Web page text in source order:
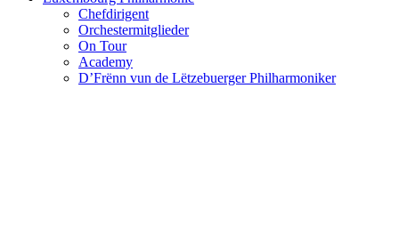
Chefdirigent
Orchestermitglieder
On Tour
Academy
D’Frënn vun de Lëtzebuerger Philharmoniker